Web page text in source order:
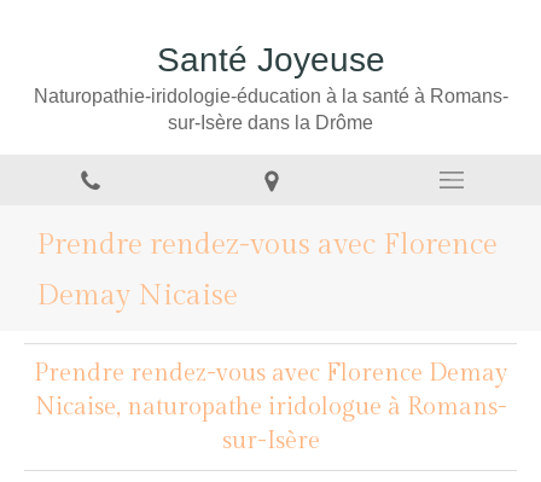
Santé Joyeuse
Naturopathie-iridologie-éducation à la santé à Romans-
sur-Isère dans la Drôme
Prendre rendez-vous avec Florence
Demay Nicaise
Prendre rendez-vous avec Florence Demay
Nicaise, naturopathe iridologue à Romans-
sur-Isère